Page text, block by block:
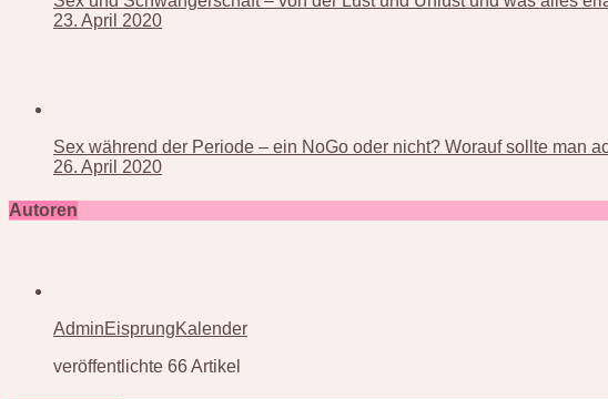
23. April 2020
Sex während der Periode – ein NoGo oder nicht? Worauf sollte man
26. April 2020
Autoren
AdminEisprungKalender
veröffentlichte 66 Artikel